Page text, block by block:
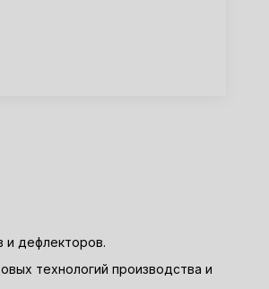
и дефлекторов.
технологий производства и